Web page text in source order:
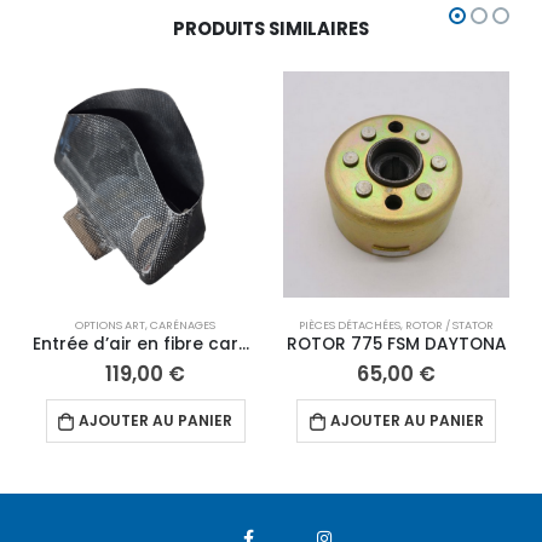
PRODUITS SIMILAIRES
OPTIONS ART,CARÉNAGES
Entrée d’air en fibre carbone
119,00 €
AJOUTER AU PANIER
PIÈCES DÉTACHÉES, ROTOR / STATOR
ROTOR 775 FSM DAYTONA
65,00 €
AJOUTER AU PANIER